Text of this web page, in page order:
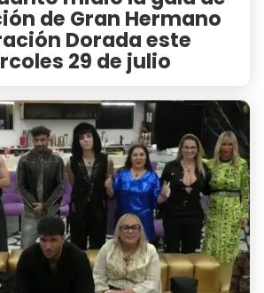
de Gran Hermano
Dorada este
29 de julio